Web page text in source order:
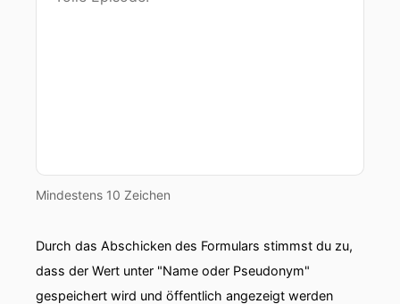
Mindestens 10 Zeichen
Durch das Abschicken des Formulars stimmst du zu,
dass der Wert unter "Name oder Pseudonym"
gespeichert wird und öffentlich angezeigt werden